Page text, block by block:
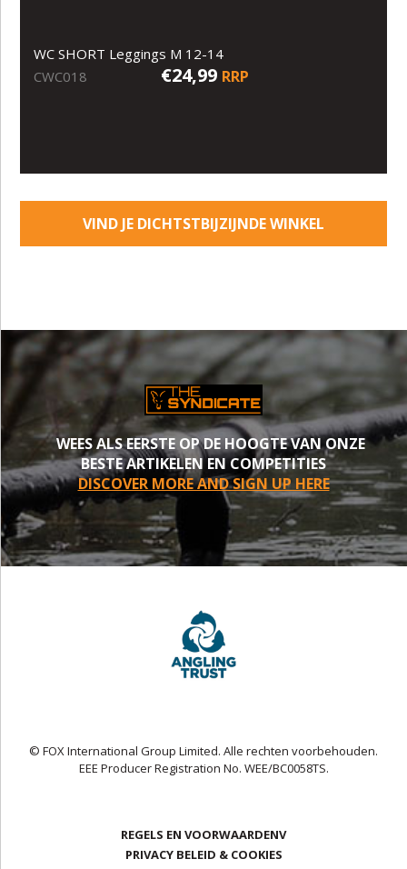
WC SHORT Leggings M 12-14
CWC018
€24,99 RRP
VIND JE DICHTSTBIJZIJNDE WINKEL
WEES ALS EERSTE OP DE HOOGTE VAN ONZE
BESTE ARTIKELEN EN COMPETITIES
DISCOVER MORE AND SIGN UP HERE
© FOX International Group Limited. Alle rechten voorbehouden.
EEE Producer Registration No. WEE/BC0058TS.
REGELS EN VOORWAARDENV
PRIVACY BELEID & COOKIES